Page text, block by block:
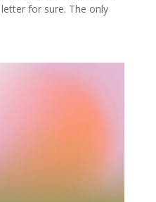
for sure. The only